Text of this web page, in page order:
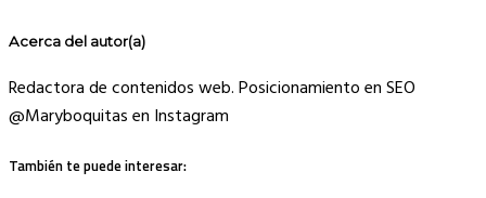
Acerca del autor(a)
Redactora de contenidos web. Posicionamiento en SEO
@Maryboquitas en Instagram
También te puede interesar: